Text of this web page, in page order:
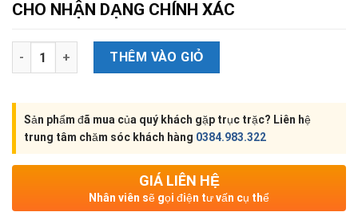
CHO NHẬN DẠNG CHÍNH XÁC
Số lượng THÊM VÀO GIỎ
Sản phẩm đã mua của quý khách gặp trục trặc? Liên hệ
trung tâm chăm sóc khách hàng 0384.983.322
GIÁ LIÊN HỆ
Nhân viên sẽ gọi điện tư vấn cụ thể